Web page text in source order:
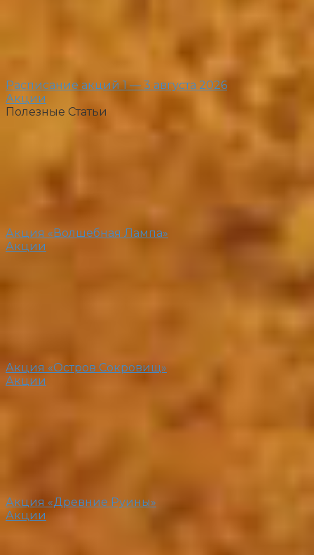
Расписание акций 1 — 3 августа 2026
Акции
Полезные Статьи
Акция «Волшебная Лампа»
Акции
Акция «Остров Сокровищ»
Акции
Акция «Древние Руины»
Акции